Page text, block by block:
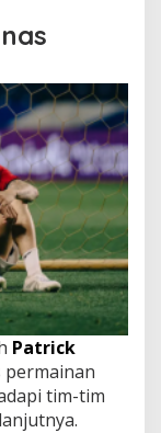
Patrick
permainan
tim-tim